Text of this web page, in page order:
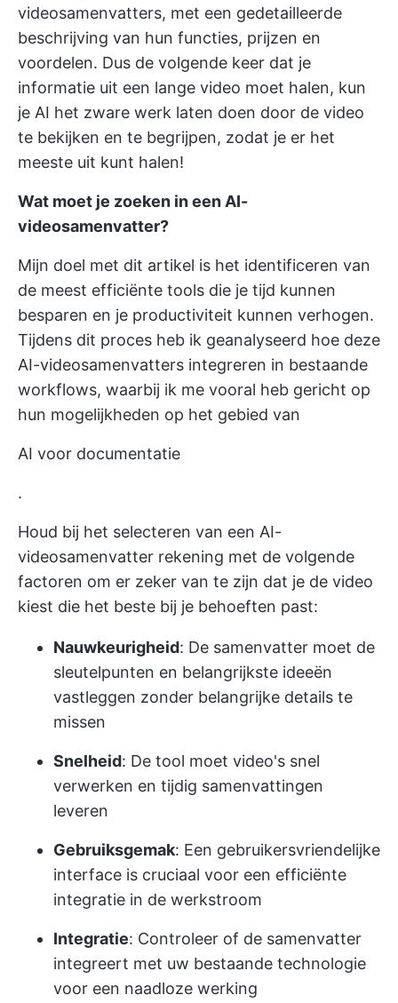
videosamenvatters, met een gedetailleerde
beschrijving van hun functies, prijzen en
voordelen. Dus de volgende keer dat je
informatie uit een lange video moet halen, kun
je AI het zware werk laten doen door de video
te bekijken en te begrijpen, zodat je er het
meeste uit kunt halen!
Wat moet je zoeken in een AI-
videosamenvatter?
Mijn doel met dit artikel is het identificeren van
de meest efficiënte tools die je tijd kunnen
besparen en je productiviteit kunnen verhogen.
Tijdens dit proces heb ik geanalyseerd hoe deze
AI-videosamenvatters integreren in bestaande
workflows, waarbij ik me vooral heb gericht op
hun mogelijkheden op het gebied van
AI voor documentatie
.
Houd bij het selecteren van een AI-
videosamenvatter rekening met de volgende
factoren om er zeker van te zijn dat je de video
kiest die het beste bij je behoeften past:
Nauwkeurigheid: De samenvatter moet de
sleutelpunten en belangrijkste ideeën
vastleggen zonder belangrijke details te
missen
Snelheid: De tool moet video's snel
verwerken en tijdig samenvattingen
leveren
Gebruiksgemak: Een gebruikersvriendelijke
interface is cruciaal voor een efficiënte
integratie in de werkstroom
Integratie: Controleer of de samenvatter
integreert met uw bestaande technologie
voor een naadloze werking